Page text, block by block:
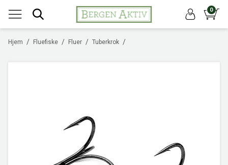
0
/
Hjem /
Fluefiske /
Fluer /
Tuberkrok